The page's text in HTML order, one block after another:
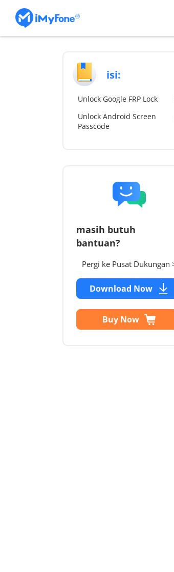
isi:
Unlock Google FRP Lock
Unlock Android Screen
Passcode
masih butuh
bantuan?
Pergi ke Pusat Dukungan
Download Now
Buy Now